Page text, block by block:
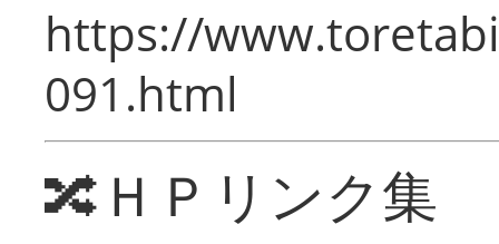
https://
091.html
🔀ＨＰリンク集